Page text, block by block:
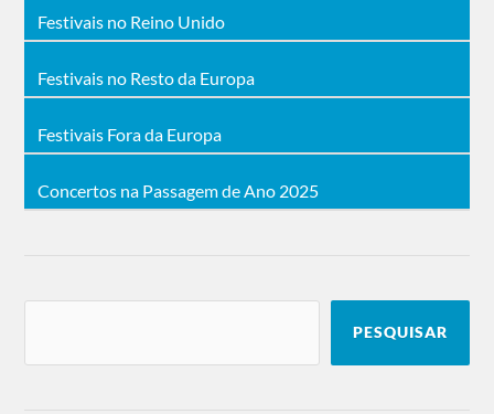
Festivais no Reino Unido
Festivais no Resto da Europa
Festivais Fora da Europa
Concertos na Passagem de Ano 2025
PESQUISAR